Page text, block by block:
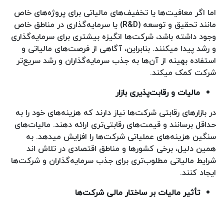
اما اگر معافیت‌ها یا تخفیف‌های مالیاتی برای پروژه‌های خاص
مانند تحقیق و توسعه (R&D) یا سرمایه‌گذاری در مناطق خاص
وجود داشته باشد، شرکت‌ها انگیزه بیشتری برای سرمایه‌گذاری
و رشد پیدا میکنند. بنابراین، آگاهی از فرصت‌های مالیاتی و
استفاده بهینه از آن‌ها به جذب سرمایه‌گذاران و رشد سریع‌تر
شرکت کمک میکند.
مالیات و رقابت‌پذیری بازار
در بازارهای رقابتی شرکت‌ها نیاز دارند که هزینه‌های خود را به
حداقل برسانند و قیمت‌های رقابتی‌تری ارائه دهند. مالیات‌های
سنگین هزینه‌های عملیاتی شرکت‌ها را افزایش میدهد. به
همین دلیل، برخی کشورها و مناطق اقتصادی در تلاش اند
شرایط مالیاتی مطلوب‌تری برای جذب سرمایه‌گذاران و شرکت‌ها
ایجاد کنند.
تأثیر مالیات بر ساختار مالی شرکت‌ها